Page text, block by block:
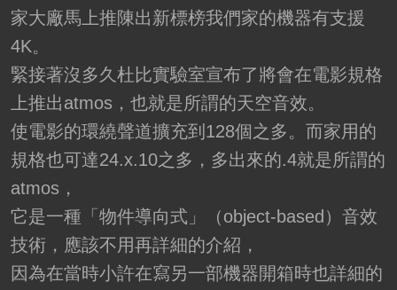
家大廠馬上推陳出新標榜我們家的機器有支援
4K。
緊接著沒多久杜比實驗室宣布了將會在電影規格
上推出atmos，也就是所謂的天空音效。
使電影的環繞聲道擴充到128個之多。而家用的
規格也可達24.x.10之多，多出來的.4就是所謂的
atmos，
它是一種「物件導向式」（object-based）音效
技術，應該不用再詳細的介紹，
因為在當時小許在寫另一部機器開箱時也詳細的